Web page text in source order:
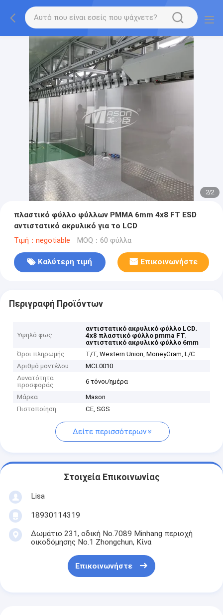
2/2
πλαστικό φύλλο φύλλων PMMA 6mm 4x8 FT ESD
αντιστατικό ακρυλικό για το LCD
Τιμή：negotiable MOQ：60 φύλλα
Καλύτερη τιμή Επικοινωνήστε
Περιγραφή Προϊόντων
Υψηλό φως
αντιστατικό ακρυλικό φύλλο LCD,
4x8 πλαστικό φύλλο pmma FT,
αντιστατικό ακρυλικό φύλλο 6mm
Όροι πληρωμής
T/T, Western Union, MoneyGram, L/C
Αριθμό μοντέλου
MCL0010
Δυνατότητα
προσφοράς
6 τόνοι/ημέρα
Μάρκα
Mason
Πιστοποίηση
CE, SGS
Δείτε περισσότερων
Στοιχεία Επικοινωνίας
Lisa
18930114319
Δωμάτιο 231, οδική No.7089 Minhang περιοχή
οικοδόμησης No.1 Zhongchun, Κίνα
Επικοινωνήστε